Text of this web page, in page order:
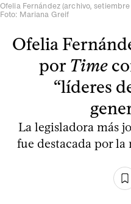
Ofelia Fernández (archivo, setiembre
Foto: Mariana Greif
Ofelia
por Time
“líderes
La legisladora más
fue destacada por la